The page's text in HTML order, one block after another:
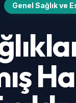
Genel Sağlık ve